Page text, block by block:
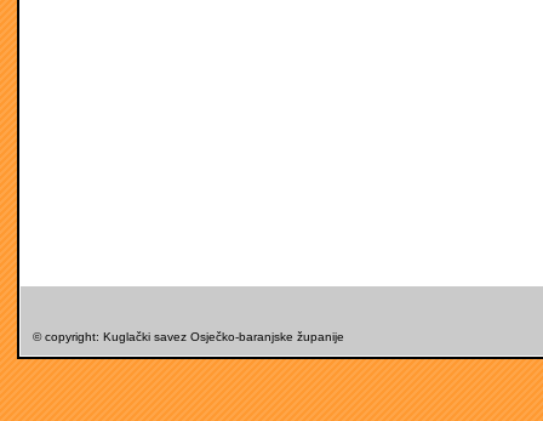
© copyright: Kuglački savez Osječko-baranjske županije